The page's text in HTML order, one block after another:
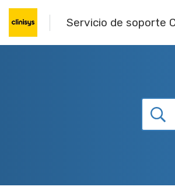
Skip to main content
Servicio de soporte